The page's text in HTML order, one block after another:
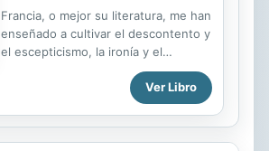
Francia, o mejor su literatura, me han
enseñado a cultivar el descontento y
el escepticismo, la ironía y el
asombro, la sed del viaje y el saber
enciclopédico, la tolerancia hacia los
otros pero también la indignación
hacia ellos. Los ensayos que
conforman este libro son una
Ver Libro